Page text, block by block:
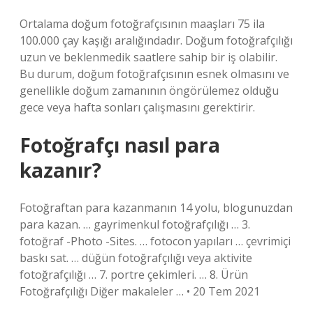
Ortalama doğum fotoğrafçısının maaşları 75 ila
100.000 çay kaşığı aralığındadır. Doğum fotoğrafçılığı
uzun ve beklenmedik saatlere sahip bir iş olabilir.
Bu durum, doğum fotoğrafçısının esnek olmasını ve
genellikle doğum zamanının öngörülemez olduğu
gece veya hafta sonları çalışmasını gerektirir.
Fotoğrafçı nasıl para
kazanır?
Fotoğraftan para kazanmanın 14 yolu, blogunuzdan
para kazan. … gayrimenkul fotoğrafçılığı … 3.
fotoğraf -Photo -Sites. … fotocon yapıları … çevrimiçi
baskı sat. … düğün fotoğrafçılığı veya aktivite
fotoğrafçılığı … 7. portre çekimleri. … 8. Ürün
Fotoğrafçılığı Diğer makaleler … • 20 Tem 2021